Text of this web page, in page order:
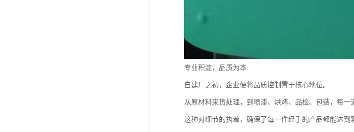
专业积淀，品质为本
自建厂之初，企业便将品质控制置于核心地位。
从原材料来货处理，到喷漆、烘烤、品检、包装，每一
这种对细节的执着，确保了每一件经手的产品都能达到